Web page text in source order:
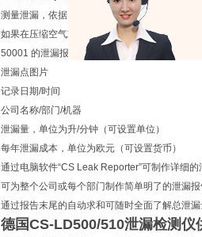
测量泄漏，依据 ISO 50001 创建报告
如果在压缩空气或其他气体中发现并保存了泄
50001 的泄漏报告包含以下项目：
泄漏点图片
记录日期/时间
公司名称/部门/机器
泄漏量，单位为升/分钟（可设置单位）
每年泄漏成本，单位为欧元（可设置货币）
通过电脑软件“CS Leak Reporter”可制作详细
可为整个公司或每个部门制作简单明了的泄漏报
通过报告末尾的自动求和可随时全面了解总泄
德国CS-LD500/510泄漏检测仪